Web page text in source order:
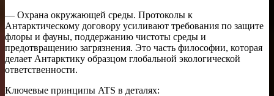
— Охрана окружающей среды. Протоколы к
Антарктическому договору усиливают требования по защите
флоры и фауны, поддержанию чистоты среды и
предотвращению загрязнения. Это часть философии, которая
делает Антарктику образцом глобальной экологической
ответственности.
Ключевые принципы ATS в деталях: